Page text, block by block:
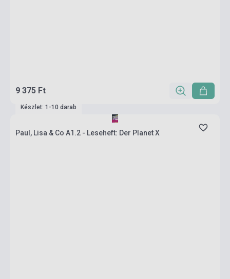
9 375 Ft
Készlet: 1-10 darab
Paul, Lisa & Co A1.2 - Leseheft: Der Planet X